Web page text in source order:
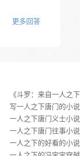
更多回答
写一人之下唐门的小说
一人之下唐门义士小说
一人之下的好看的小说